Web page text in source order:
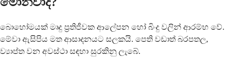
බොහෝමයක් මෘදු ප්‍රතිජීවක ආලේපන හෝ බිංදු වලින් ආරම්භ වේ.
මේවා ඇසිපිය මත ආසාදනයට සලකයි. පෙති වඩාත් බරපතල,
ව්‍යාප්ත වන අවස්ථා සඳහා සුරකිනු ලැබේ.